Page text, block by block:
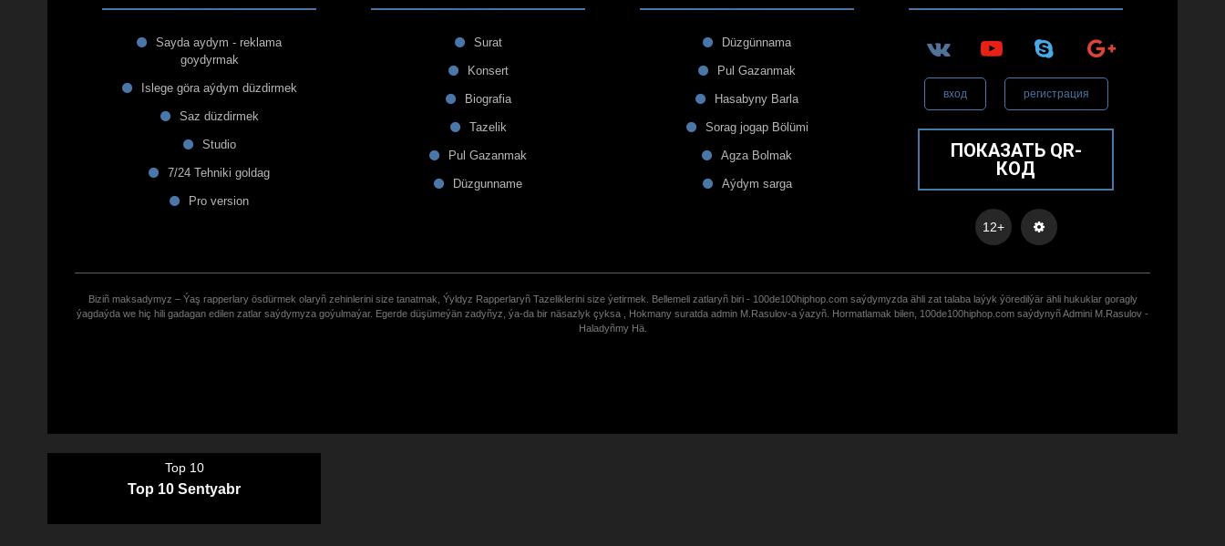
Sayda aydym - reklama
goydyrmak
Islege göra aýdym düzdirmek
Saz düzdirmek
Studio
7/24 Tehniki goldag
Pro version
Surat
Konsert
Biografia
Tazelik
Pul Gazanmak
Düzgunname
Düzgünnama
Pul Gazanmak
Hasabyny Barla
Sorag jogap Bölümi
Agza Bolmak
Aýdym sarga
вход регистрация
ПОКАЗАТЬ QR-
КОД
12+
Biziñ maksadymyz – Ýaş rapperlary ösdürmek olaryñ zehinlerini size tanatmak, Ýyldyz Rapperlaryñ Tazeliklerini size ýetirmek. Bellemeli zatlaryñ biri - 100de100hiphop.com saýdymyzda ähli zat talaba laýyk ýöredilýär ähli hukuklar goragly
ýagdaýda we hiç hili gadagan edilen zatlar saýdymyza goýulmaýar. Egerde düşümeýän zadyñyz, ýa-da bir näsazlyk çyksa , Hokmany suratda admin M.Rasulov-a ýazyñ. Hormatlamak bilen, 100de100hiphop.com saýdynyñ Admini M.Rasulov -
Haladyñmy Hä.
Top 10
Top 10 Sentyabr